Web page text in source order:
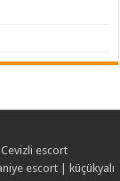
escort
escort
küçükyalı